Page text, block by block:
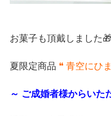
お菓子も頂戴しました
夏限定商品 ❝ 青空にひ
～ ご成婚者様からいた